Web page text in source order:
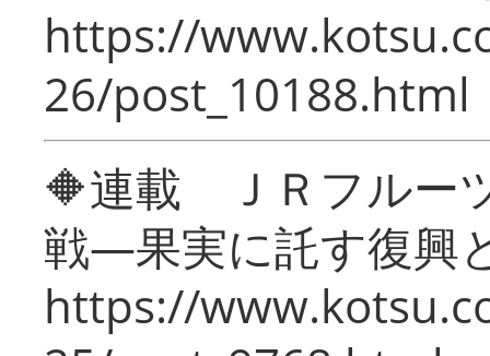
https://
26/post_10188.html
🔶連載 ＪＲフルー
戦―果実に託す復興
https://